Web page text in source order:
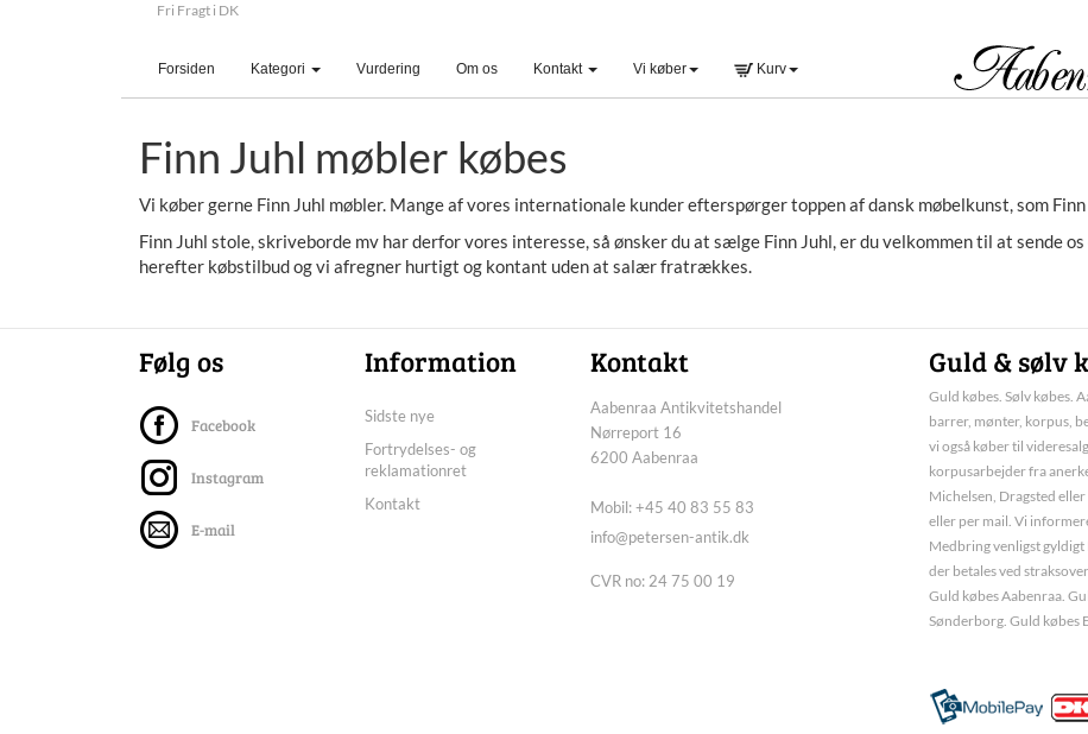
Fri Fragt i DK
Forsiden (current)Kategori Vurdering Om os Kontakt Vi køber Kurv
Finn Juhl møbler købes
Vi køber gerne Finn Juhl møbler. Mange af vores internationale kunder efterspørger toppen af dansk møbelkunst, som
Finn Juhl stole, skriveborde mv har derfor vores interesse, så ønsker du at sælge Finn Juhl, er du velkommen til at sende
herefter købstilbud og vi afregner hurtigt og kontant uden at salær fratrækkes.
Følg os
Facebook
Instagram
E-mail
Information
Sidste nye
Fortrydelses- og
reklamationret
Kontakt
Kontakt
Aabenraa Antikvitetshandel
Nørreport 16
6200 Aabenraa
Mobil: +45 40 83 55 83
info@petersen-antik.dk
CVR no: 24 75 00 19
Guld & sølv
Guld købes. Sølv købes.
barrer, mønter, korpus,
vi også køber til
korpusarbejder fra
Michelsen, Dragsted
eller per mail. Vi
Medbring venligst
der betales ved
Guld købes Aabenraa.
Sønderborg. Guld købes